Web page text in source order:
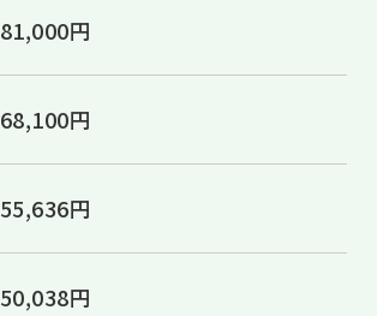
81,000円
68,100円
55,636円
50,038円